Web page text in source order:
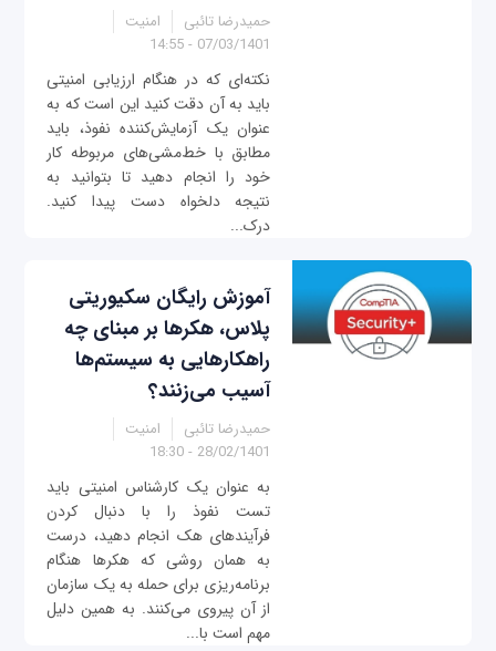
حمیدرضا تائبی
امنیت
07/03/1401 - 14:55
نکته‌ای که در هنگام ارزیابی امنیتی
باید به آن دقت کنید این است که به
عنوان یک آزمایش‌کننده نفوذ، باید
مطابق با خط‌مشی‌های مربوطه کار
خود را انجام دهید تا بتوانید به
نتیجه دلخواه دست پیدا کنید.
درک...
آموزش رایگان سکیوریتی
پلاس، هکرها بر مبنای چه
راهکارهایی به سیستم‌ها
آسیب می‌زنند؟
حمیدرضا تائبی
امنیت
28/02/1401 - 18:30
به عنوان یک کارشناس امنیتی باید
تست نفوذ را با دنبال کردن
فرآیندهای هک انجام دهید، درست
به همان روشی که هکرها هنگام
برنامه‌ریزی برای حمله به یک سازمان
از آن پیروی می‌کنند. به همین دلیل
مهم است با...